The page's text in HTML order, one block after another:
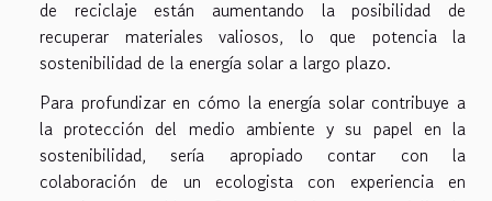
de reciclaje están aumentando la posibilidad de
recuperar materiales valiosos, lo que potencia la
sostenibilidad de la energía solar a largo plazo.
Para profundizar en cómo la energía solar contribuye a
la protección del medio ambiente y su papel en la
sostenibilidad, sería apropiado contar con la
colaboración de un ecologista con experiencia en